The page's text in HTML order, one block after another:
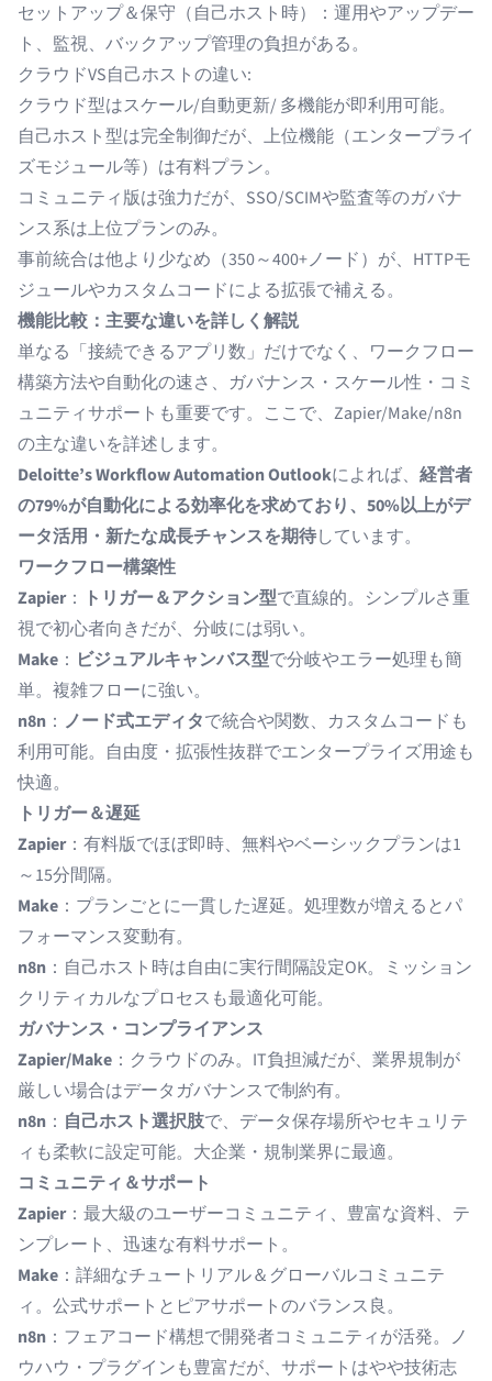
セットアップ＆保守（自己ホスト時）：運用やアップデー
ト、監視、バックアップ管理の負担がある。
クラウドVS自己ホストの違い:
クラウド型はスケール/自動更新/ 多機能が即利用可能。
自己ホスト型は完全制御だが、上位機能（エンタープライ
ズモジュール等）は有料プラン。
コミュニティ版は強力だが、SSO/SCIMや監査等のガバナ
ンス系は上位プランのみ。
事前統合は他より少なめ（350～400+ノード）が、HTTPモ
ジュールやカスタムコードによる拡張で補える。
機能比較：主要な違いを詳しく解説
単なる「接続できるアプリ数」だけでなく、ワークフロー
構築方法や自動化の速さ、ガバナンス・スケール性・コミ
ュニティサポートも重要です。ここで、Zapier/Make/n8n
の主な違いを詳述します。
Deloitte’s Workflow Automation Outlookによれば、 経営者
の79%が自動化による効率化を求めており、50%以上がデ
ータ活用・新たな成長チャンスを期待しています。
ワークフロー構築性
Zapier： トリガー＆アクション型で直線的。シンプルさ重
視で初心者向きだが、分岐には弱い。
Make ： ビジュアルキャンバス型で分岐やエラー処理も簡
単。複雑フローに強い。
n8n ： ノード式エディタで統合や関数、カスタムコードも
利用可能。自由度・拡張性抜群でエンタープライズ用途も
快適。
トリガー＆遅延
Zapier：有料版でほぼ即時、無料やベーシックプランは1
～15分間隔。
Make ：プランごとに一貫した遅延。処理数が増えるとパ
フォーマンス変動有。
n8n ：自己ホスト時は自由に実行間隔設定OK。ミッション
クリティカルなプロセスも最適化可能。
ガバナンス・コンプライアンス
Zapier/Make ：クラウドのみ。IT負担減だが、業界規制が
厳しい場合はデータガバナンスで制約有。
n8n ： 自己ホスト選択肢で、データ保存場所やセキュリテ
ィも柔軟に設定可能。大企業・規制業界に最適。
コミュニティ＆サポート
Zapier：最大級のユーザーコミュニティ、豊富な資料、テ
ンプレート、迅速な有料サポート。
Make ：詳細なチュートリアル＆グローバルコミュニテ
ィ。公式サポートとピアサポートのバランス良。
n8n ：フェアコード構想で開発者コミュニティが活発。ノ
ウハウ・プラグインも豊富だが、サポートはやや技術志